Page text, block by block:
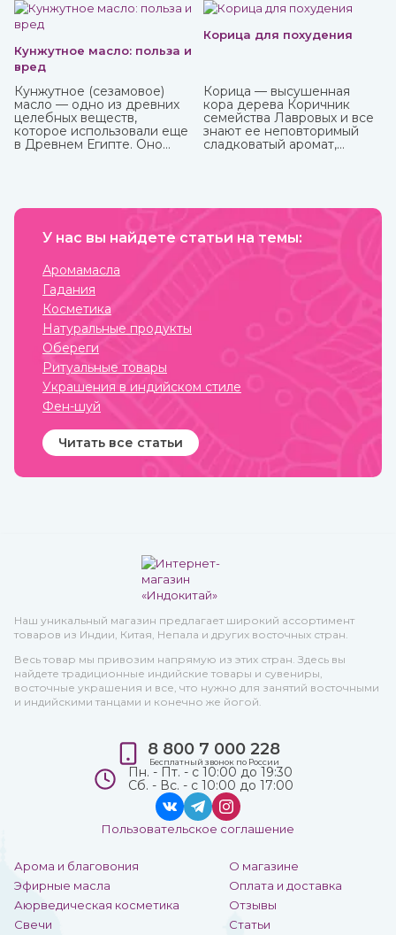
которую можно приобрести в интернет-магазине
ИндоКитай.
Кунжутное масло: польза и
вред
Кунжутное (сезамовое)
масло — одно из древних
целебных веществ,
которое использовали еще
в Древнем Египте. Оно
долго, до 9 лет, может
ценных качеств.
Корица для похудения
Корица — высушенная
кора дерева Коричник
семейства Лавровых и все
знают ее неповторимый
сладковатый аромат,
используется и для
употребления сахара и
У нас вы найдете статьи на темы:
Аромамасла
Гадания
Косметика
Натуральные продукты
Обереги
Ритуальные товары
Украшения в индийском стиле
Фен-шуй
Читать все статьи
Наш уникальный магазин предлагает широкий ассортимент
товаров из Индии, Китая, Непала и других восточных стран.
Весь товар мы привозим напрямую из этих стран. Здесь вы
найдете традиционные индийские товары и сувениры,
восточные украшения и все, что нужно для занятий восточными
и индийскими танцами и конечно же йогой.
Арома и благовония
Эфирные масла
Аюрведическая косметика
Свечи
О магазине
Оплата и доставка
Отзывы
Статьи
8 800 7 000 228
Бесплатный звонок по России
Пн. - Пт. - с 10:00 до 19:30
Сб. - Вс. - с 10:00 до 17:00
Пользовательское соглашение